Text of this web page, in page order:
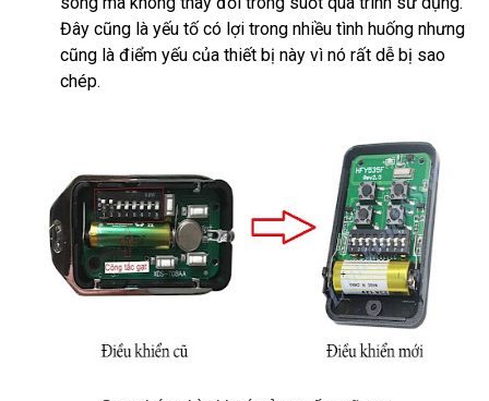
Đây cũng là yếu tố có lợi trong nhiều tình huống nhưng
cũng là điểm yếu của thiết bị này vì nó rất dễ bị sao
chép.